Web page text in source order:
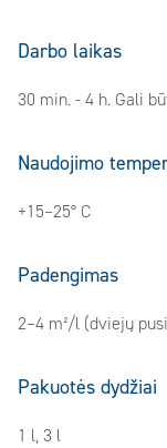
Darbo laikas
30 min. - 4 h. Gali
Naudojimo
+15–25° C
Padengimas
2–4 m²/l (dviejų
Pakuotės dydžiai
1 l, 3 l